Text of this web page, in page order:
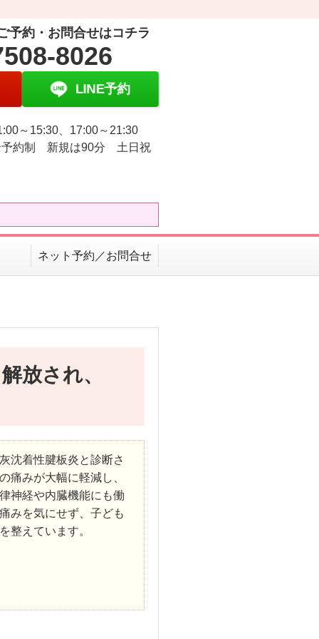
予約・お問合せはコチラ
8026
LINE予約
～15:30、17:00～21:30
約制 新規は90分 土日祝
ネット予約／お問合せ
放され、
沈着性腱板炎と診断さ
痛みが大幅に軽減し、
神経や内臓機能にも働
みを気にせず、子ども
整えています。